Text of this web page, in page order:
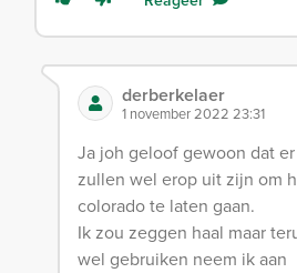
derberkelaer
1 november 2022 23:31
Ja joh geloof gewoon dat
zullen wel erop uit zijn om
colorado te laten gaan.
Ik zou zeggen haal maar
wel gebruiken neem ik aan